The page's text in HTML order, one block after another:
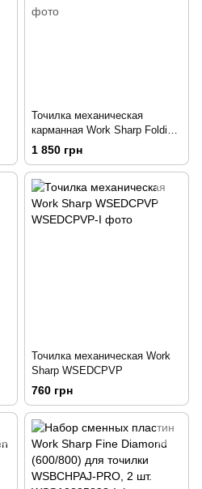
Точилка механическая
карманная Work Sharp Folding
Field Sharpener WSEDCFFS-I
1 850 грн
Точилка механическая Work
Sharp WSEDCPVP
760 грн